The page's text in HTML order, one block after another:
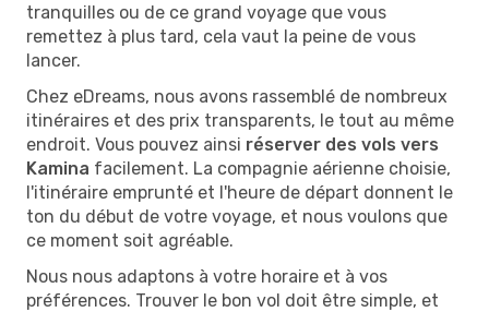
tranquilles ou de ce grand voyage que vous
remettez à plus tard, cela vaut la peine de vous
lancer.
Chez eDreams, nous avons rassemblé de nombreux
itinéraires et des prix transparents, le tout au même
endroit. Vous pouvez ainsi réserver des vols vers
Kamina facilement. La compagnie aérienne choisie,
l'itinéraire emprunté et l'heure de départ donnent le
ton du début de votre voyage, et nous voulons que
ce moment soit agréable.
Nous nous adaptons à votre horaire et à vos
préférences. Trouver le bon vol doit être simple, et